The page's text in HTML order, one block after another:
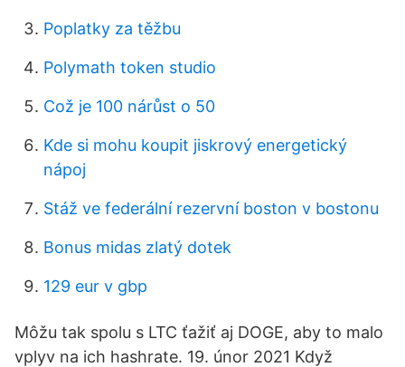
Poplatky za těžbu
Polymath token studio
Což je 100 nárůst o 50
Kde si mohu koupit jiskrový energetický
nápoj
Stáž ve federální rezervní boston v bostonu
Bonus midas zlatý dotek
129 eur v gbp
Môžu tak spolu s LTC ťažiť aj DOGE, aby to malo
vplyv na ich hashrate. 19. únor 2021 Když